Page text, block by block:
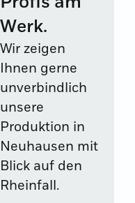
Werk.
Wir zeigen
Ihnen gerne
unverbindlich
unsere
Produktion in
Neuhausen mit
Blick auf den
Rheinfall.